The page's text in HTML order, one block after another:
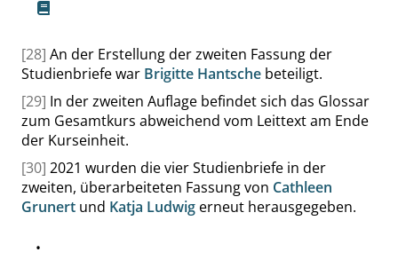
[28] An der Erstellung der zweiten Fassung der
Studienbriefe war Brigitte Hantsche beteiligt.
[29] In der zweiten Auflage befindet sich das Glossar
zum Gesamtkurs abweichend vom Leittext am Ende
der Kurseinheit.
[30] 2021 wurden die vier Studienbriefe in der
zweiten, überarbeiteten Fassung von Cathleen
Grunert und Katja Ludwig erneut herausgegeben.
•